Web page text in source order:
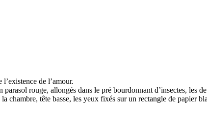
de l’amour.
parasol rouge, allongés dans le pré bourdonnant d’insectes, les
chambre, tête basse, les yeux fixés sur un rectangle de papier